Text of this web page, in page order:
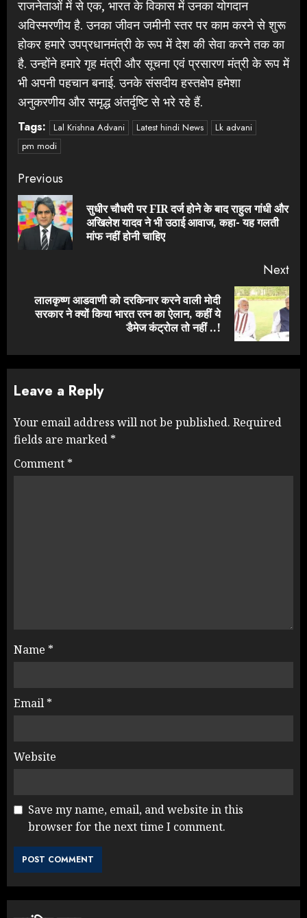
राजनेताओं में से एक, भारत के विकास में उनका योगदान
अविस्मरणीय है. उनका जीवन जमीनी स्तर पर काम करने से शुरू
होकर हमारे उपप्रधानमंत्री के रूप में देश की सेवा करने तक का
है. उन्होंने हमारे गृह मंत्री और सूचना एवं प्रसारण मंत्री के रूप में
भी अपनी पहचान बनाई. उनके संसदीय हस्तक्षेप हमेशा
अनुकरणीय और समृद्ध अंतर्दृष्टि से भरे रहे हैं.
Tags: Lal Krishna Advani Latest hindi News
Lk advani
pm modi
Continue
Reading
Previous
सुधीर चौधरी पर FIR दर्ज होने के बाद राहुल गांधी और
अखिलेश यादव ने भी उठाई आवाज, कहा- यह गलती
मांफ नहीं होनी चाहिए
Next
Next
लालकृष्ण आडवाणी को दरकिनार करने वाली मोदी
सरकार ने क्यों किया भारत रत्न का ऐलान, कहीं ये
डैमेज कंट्रोल तो नहीं ..!
Leave a Reply
Your email address will not be published. Required
fields are marked *
Comment *
Name *
Email *
Website
Save my name, email, and website in this
browser for the next time I comment.
NEET महाघोटाले पर Rahul Gandhi